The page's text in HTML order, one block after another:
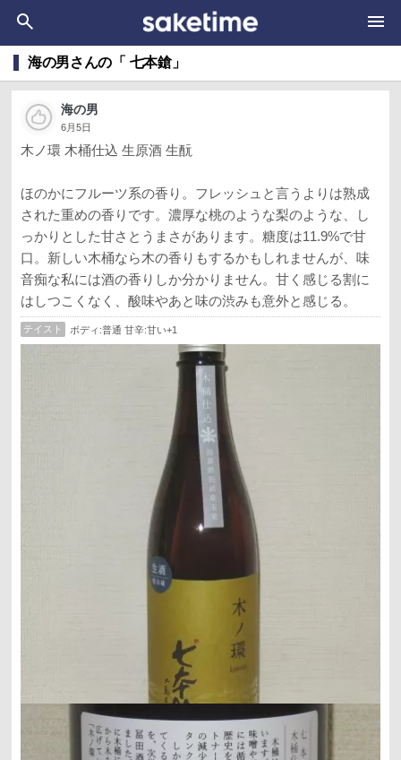
海の男さんの「 七本鎗」
海の男
6月5日
木ノ環 木桶仕込 生原酒 生酛
ほのかにフルーツ系の香り。フレッシュと言うよりは熟成
された重めの香りです。濃厚な桃のような梨のような、し
っかりとした甘さとうまさがあります。糖度は11.9%で甘
口。新しい木桶なら木の香りもするかもしれませんが、味
音痴な私には酒の香りしか分かりません。甘く感じる割に
はしつこくなく、酸味やあと味の渋みも意外と感じる。
テイスト ボディ:普通 甘辛:甘い+1